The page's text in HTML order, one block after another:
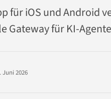
für iOS und Android
Gateway für KI-
Juni 2026